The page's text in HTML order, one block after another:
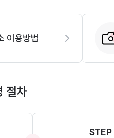
이용방법
절차